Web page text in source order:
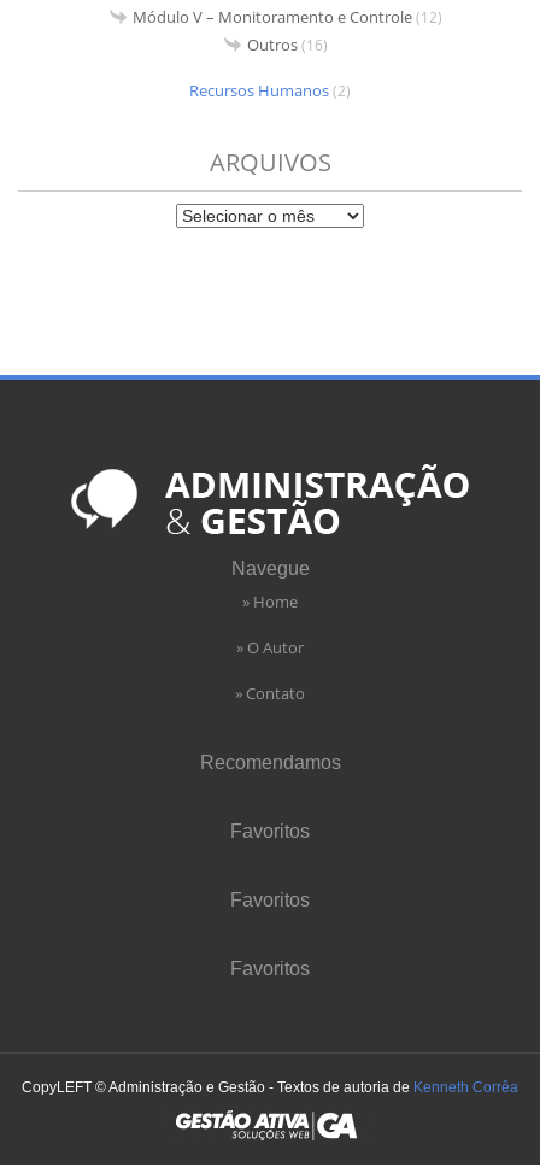
Módulo V – Monitoramento e Controle(12)
Outros(16)
Recursos Humanos(2)
ARQUIVOS
Navegue
» Home
» O Autor
» Contato
Recomendamos
Favoritos
Favoritos
Favoritos
CopyLEFT © Administração e Gestão - Textos de autoria de Kenneth Corrêa